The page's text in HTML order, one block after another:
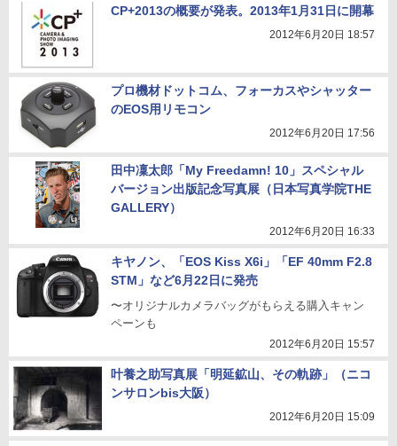
CP+2013の概要が発表。2013年1月31日に開幕
2012年6月20日 18:57
プロ機材ドットコム、フォーカスやシャッター
のEOS用リモコン
2012年6月20日 17:56
田中凜太郎「My Freedamn! 10」スペシャル
バージョン出版記念写真展（日本写真学院THE
GALLERY）
2012年6月20日 16:33
キヤノン、「EOS Kiss X6i」「EF 40mm F2.8
STM」など6月22日に発売
〜オリジナルカメラバッグがもらえる購入キャン
ペーンも
2012年6月20日 15:57
叶養之助写真展「明延鉱山、その軌跡」（ニコ
ンサロンbis大阪）
2012年6月20日 15:09